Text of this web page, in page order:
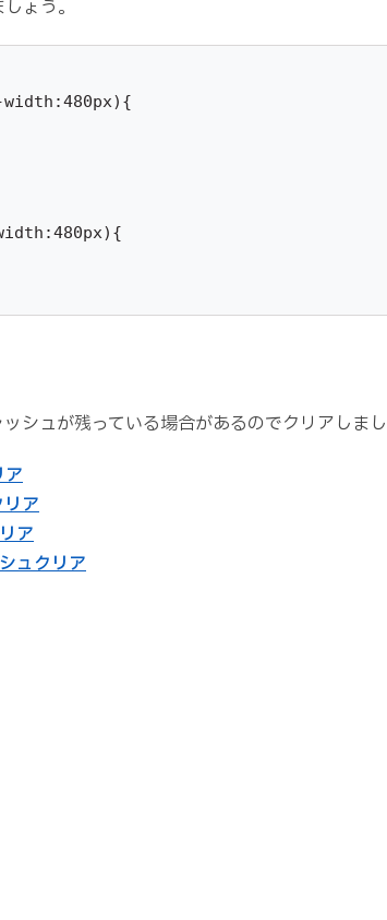
ょう。
width:480px){
シュが残っている場合があるのでクリアしまし
ア
ア
ュクリア